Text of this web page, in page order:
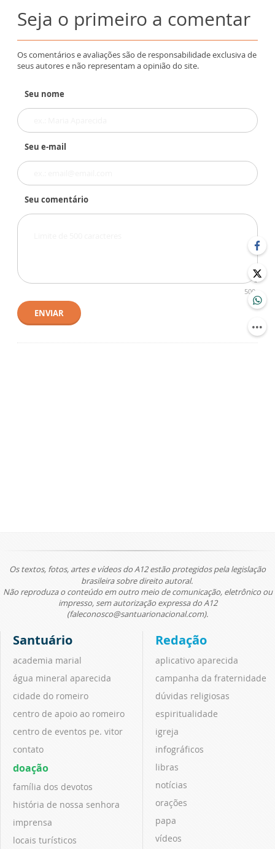
Seja o primeiro a comentar
Os comentários e avaliações são de responsabilidade exclusiva de
seus autores e não representam a opinião do site.
Seu nome
Seu e-mail
Seu comentário
500
ENVIAR
Os textos, fotos, artes e vídeos do A12 estão protegidos pela legislação
brasileira sobre direito autoral.
Não reproduza o conteúdo em outro meio de comunicação, eletrônico ou
impresso, sem autorização expressa do A12
(faleconosco@santuarionacional.com).
Santuário
academia marial
água mineral aparecida
cidade do romeiro
centro de apoio ao romeiro
centro de eventos pe. vitor
contato
doação
família dos devotos
história de nossa senhora
imprensa
locais turísticos
Redação
aplicativo aparecida
campanha da fraternidade
dúvidas religiosas
espiritualidade
igreja
infográficos
libras
notícias
orações
papa
vídeos